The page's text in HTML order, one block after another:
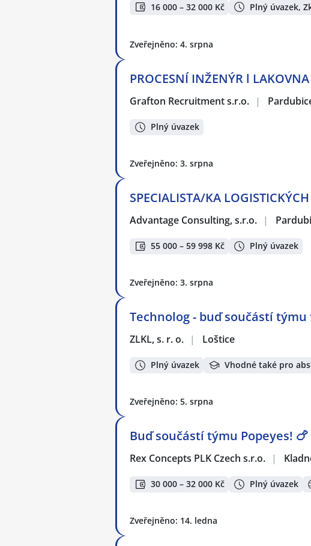
16 000 – 32 000 Kč Plný úvazek,
Zveřejněno: 4. srpna
PROCESNÍ INŽENÝR l LAKOVNA
Grafton Recruitment s.r.o. |
Plný úvazek
Zveřejněno: 3. srpna
SPECIALISTA/KA
Advantage Consulting, s.r.o. |
55 000 – 59 998 Kč Plný úvazek
Zveřejněno: 3. srpna
Technolog - buď součástí
ZLKL, s. r. o. | Loštice
Plný úvazek Vhodné také pro
Zveřejněno: 5. srpna
Buď součástí týmu Popeyes! 🍗
Rex Concepts PLK Czech s.r.o. |
30 000 – 32 000 Kč Plný úvazek
Zveřejněno: 14. ledna